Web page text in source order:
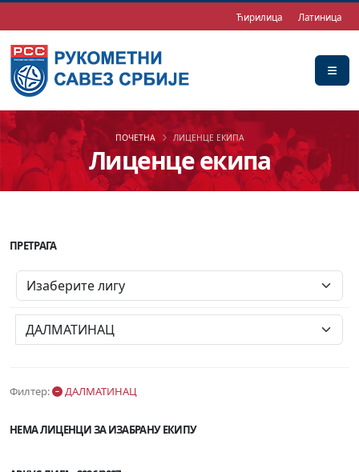
Ћирилица Латиница
Лиценце екипа
ПОЧЕТНА ЛИЦЕНЦЕ ЕКИПА
Филтер: ДАЛМАТИНАЦ
НЕМА ЛИЦЕНЦИ ЗА ИЗАБРАНУ ЕКИПУ
ПРЕТРАГА